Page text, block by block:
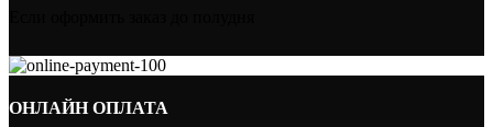
ОНЛАЙН ОПЛАТА